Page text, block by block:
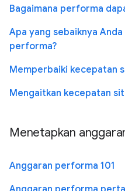
Bagaimana performa
Apa yang sebaiknya
performa?
Memperbaiki kecepatan
Mengaitkan kecepatan
Menetapkan
Anggaran performa 101